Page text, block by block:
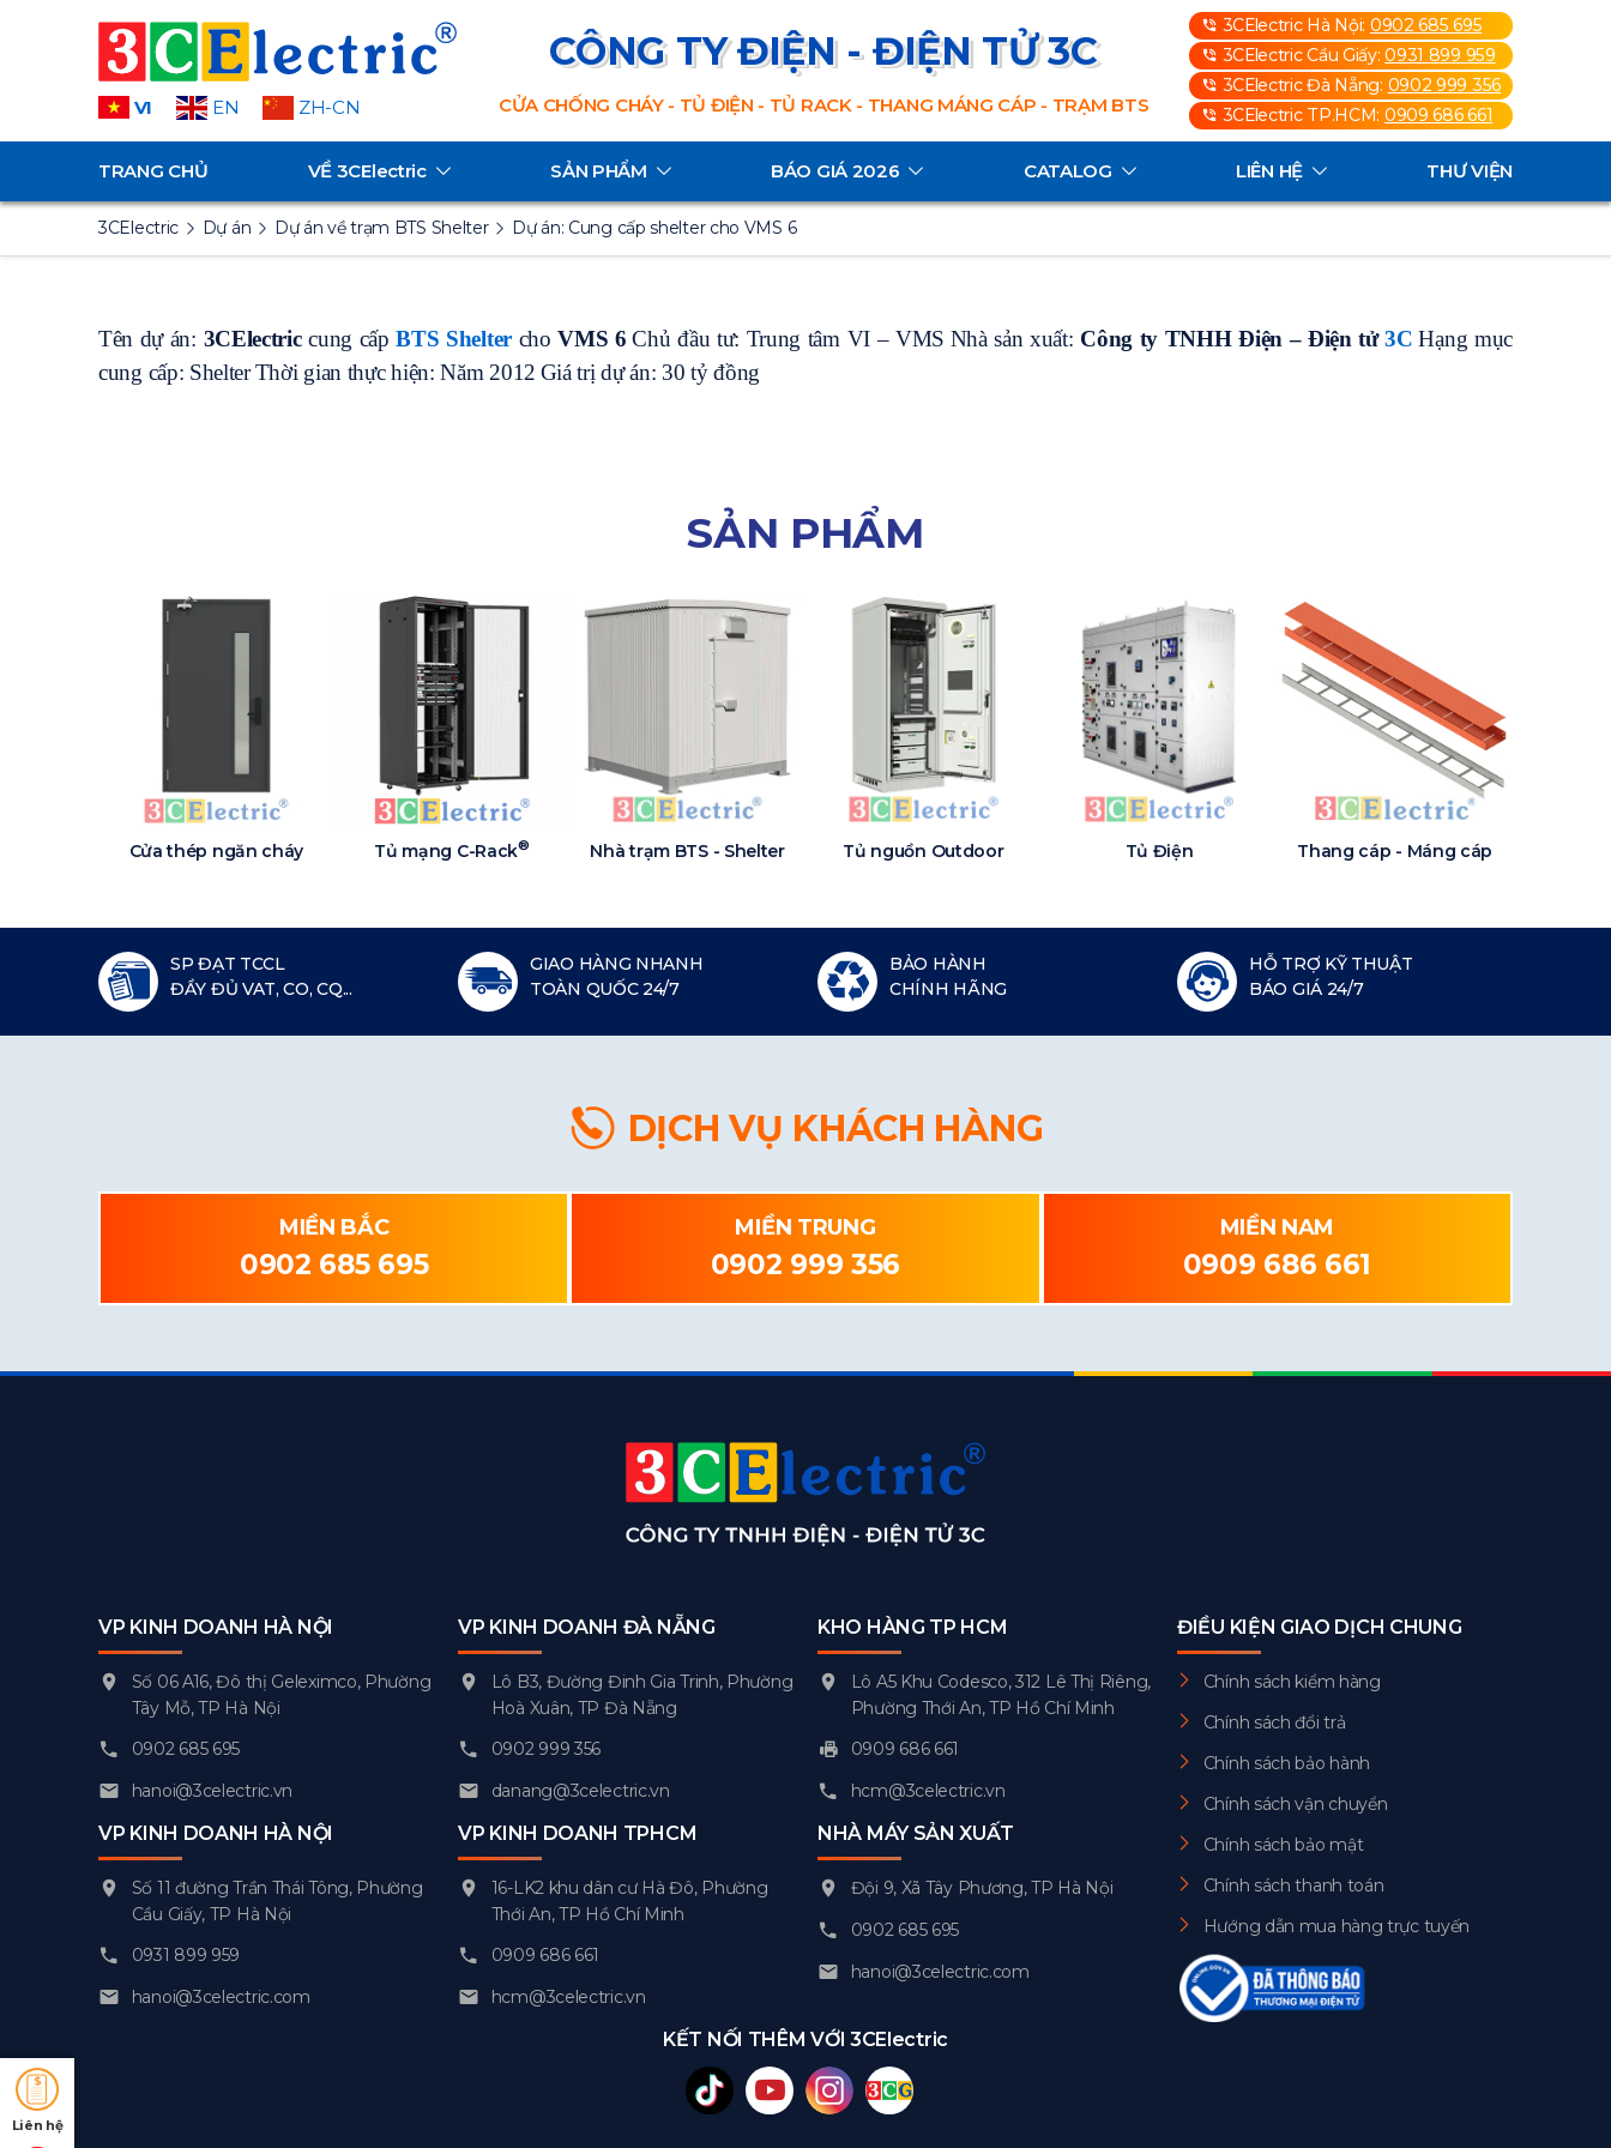
VI EN ZH-CN
CÔNG TY ĐIỆN - ĐIỆN TỬ 3C
CỬA CHỐNG CHÁY - TỦ ĐIỆN - TỦ RACK - THANG MÁNG CÁP - TRẠM BTS
3CElectric Hà Nội: 0902 685 695
3CElectric Cầu Giấy:0931 899 959
3CElectric Đà Nẵng: 0902 999 356
3CElectric TP.HCM: 0909 686 661
TRANG CHỦ VỀ 3CElectric SẢN PHẨM BÁO GIÁ 2026 CATALOG LIÊN HỆ THƯ VIỆN
3CElectric Dự án Dự án về trạm BTS Shelter Dự án: Cung cấp shelter cho VMS 6
Tên dự án: 3CElectriccung cấpBTS ShelterchoVMS 6 Chủ đầu tư: Trung tâm VI – VMS Nhà sản xuất: Công ty TNHH Điện – Điện tử3C Hạng mục
cung cấp: ShelterThời gian thực hiện: Năm 2012 Giá trị dự án: 30 tỷ đồng
SẢN PHẨM
Cửa thép ngăn cháy Tủ mạng C-Rack® Nhà trạm BTS - Shelter Tủ nguồn Outdoor Tủ Điện Thang cáp - Máng cáp
Liên hệ
SP ĐẠT TCCL
ĐẦY ĐỦ VAT, CO, CQ...
GIAO HÀNG NHANH
TOÀN QUỐC 24/7
BẢO HÀNH
CHÍNH HÃNG
HỖ TRỢ KỸ THUẬT
BÁO GIÁ 24/7
DỊCH VỤ KHÁCH HÀNG
MIỀN BẮC
0902 685 695
MIỀN TRUNG
0902 999 356
MIỀN NAM
0909 686 661
VP KINH DOANH HÀ NỘI
Số 06 A16, Đô thị Geleximco, Phường
Tây Mỗ, TP Hà Nội
0902 685 695
hanoi@3celectric.vn
VP KINH DOANH HÀ NỘI
Số 11 đường Trần Thái Tông, Phường
Cầu Giấy, TP Hà Nội
0931 899 959
hanoi@3celectric.com
VP KINH DOANH ĐÀ NẴNG
Lô B3, Đường Đinh Gia Trinh, Phường
Hoà Xuân, TP Đà Nẵng
0902 999 356
danang@3celectric.vn
VP KINH DOANH TPHCM
16-LK2 khu dân cư Hà Đô, Phường
Thới An, TP Hồ Chí Minh
0909 686 661
hcm@3celectric.vn
KHO HÀNG TP HCM
Lô A5 Khu Codesco, 312 Lê Thị Riêng,
Phường Thới An, TP Hồ Chí Minh
0909 686 661
hcm@3celectric.vn
NHÀ MÁY SẢN XUẤT
Đội 9, Xã Tây Phương, TP Hà Nội
0902 685 695
hanoi@3celectric.com
ĐIỀU KIỆN GIAO DỊCH CHUNG
Chính sách kiểm hàng
Chính sách đổi trả
Chính sách bảo hành
Chính sách vận chuyển
Chính sách bảo mật
Chính sách thanh toán
Hướng dẫn mua hàng trực tuyến
KẾT NỐI THÊM VỚI 3CElectric